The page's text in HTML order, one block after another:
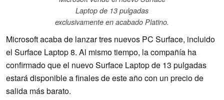
Laptop de 13 pulgadas
exclusivamente en acabado Platino.
Microsoft acaba de lanzar tres nuevos PC Surface, incluido
el Surface Laptop 8. Al mismo tiempo, la compañía ha
confirmado que el nuevo Surface Laptop de 13 pulgadas
estará disponible a finales de este año con un precio de
salida más barato.